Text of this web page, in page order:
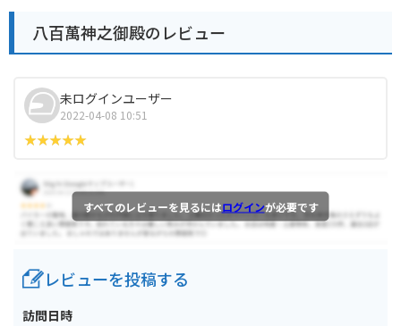
八百萬神之御殿のレビュー
未ログインユーザー
2022-04-08 10:51
すべてのレビューを見るにはログインが必要です
レビューを投稿する
訪問日時